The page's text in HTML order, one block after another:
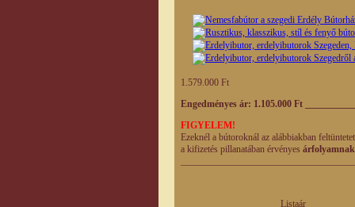
1.579.000 Ft
Engedményes ár: 1.105.000 Ft
FIGYELEM!
Ezeknél a bútoroknál az alábbiakban
a kifizetés pillanatában érvényes
Listaár